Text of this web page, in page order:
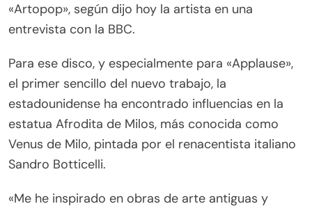
«Artopop», según dijo hoy la artista en una
entrevista con la BBC.
Para ese disco, y especialmente para «Applause»,
el primer sencillo del nuevo trabajo, la
estadounidense ha encontrado influencias en la
estatua Afrodita de Milos, más conocida como
Venus de Milo, pintada por el renacentista italiano
Sandro Botticelli.
«Me he inspirado en obras de arte antiguas y